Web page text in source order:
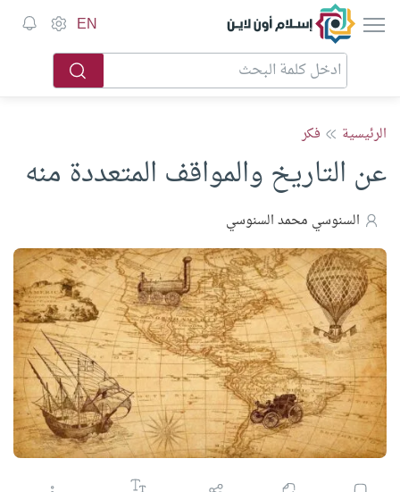
إسلام أون لاين EN
الرئيسية فكر
عن التاريخ والمواقف المتعددة منه
السنوسي محمد السنوسي